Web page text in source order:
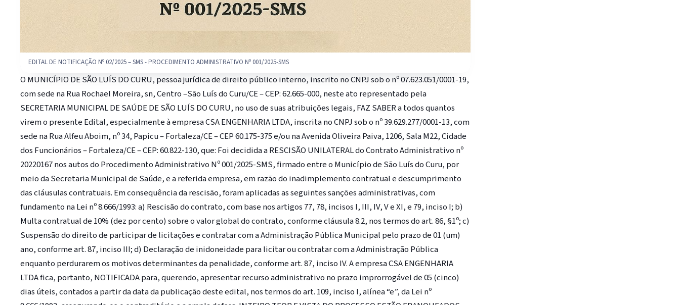
EDITAL DE NOTIFICAÇÃO Nº 02/2025 – SMS - PROCEDIMENTO ADMINISTRATIVO Nº 001/2025-SMS
O MUNICÍPIO DE SÃO LUÍS DO CURU, pessoa jurídica de direito público interno, inscrito no CNPJ sob o nº 07.623.051/0001-19,
com sede na Rua Rochael Moreira, sn, Centro –São Luís do Curu/CE – CEP: 62.665-000, neste ato representado pela
SECRETARIA MUNICIPAL DE SAÚDE DE SÃO LUÍS DO CURU, no uso de suas atribuições legais, FAZ SABER a todos quantos
virem o presente Edital, especialmente à empresa CSA ENGENHARIA LTDA, inscrita no CNPJ sob o nº 39.629.277/0001-13, com
sede na Rua Alfeu Aboim, nº 34, Papicu – Fortaleza/CE – CEP 60.175-375 e/ou na Avenida Oliveira Paiva, 1206, Sala M22, Cidade
dos Funcionários – Fortaleza/CE – CEP: 60.822-130, que: Foi decidida a RESCISÃO UNILATERAL do Contrato Administrativo nº
20220167 nos autos do Procedimento Administrativo Nº 001/2025-SMS, firmado entre o Município de São Luís do Curu, por
meio da Secretaria Municipal de Saúde, e a referida empresa, em razão do inadimplemento contratual e descumprimento
das cláusulas contratuais. Em consequência da rescisão, foram aplicadas as seguintes sanções administrativas, com
fundamento na Lei nº 8.666/1993: a) Rescisão do contrato, com base nos artigos 77, 78, incisos I, III, IV, V e XI, e 79, inciso I; b)
Multa contratual de 10% (dez por cento) sobre o valor global do contrato, conforme cláusula 8.2, nos termos do art. 86, §1º; c)
Suspensão do direito de participar de licitações e contratar com a Administração Pública Municipal pelo prazo de 01 (um)
ano, conforme art. 87, inciso III; d) Declaração de inidoneidade para licitar ou contratar com a Administração Pública
enquanto perdurarem os motivos determinantes da penalidade, conforme art. 87, inciso IV. A empresa CSA ENGENHARIA
LTDA fica, portanto, NOTIFICADA para, querendo, apresentar recurso administrativo no prazo improrrogável de 05 (cinco)
dias úteis, contados a partir da data da publicação deste edital, nos termos do art. 109, inciso I, alínea “e”, da Lei nº